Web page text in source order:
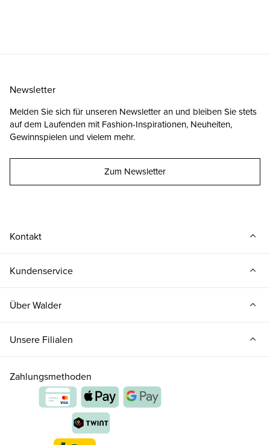
Kontakt
Kundenservice
Über Walder
Unsere Filialen
Newsletter
Melden Sie sich für unseren Newsletter an und bleiben Sie stets
auf dem Laufenden mit Fashion-Inspirationen, Neuheiten,
Gewinnspielen und vielem mehr.
Zum Newsletter
Zahlungsmethoden